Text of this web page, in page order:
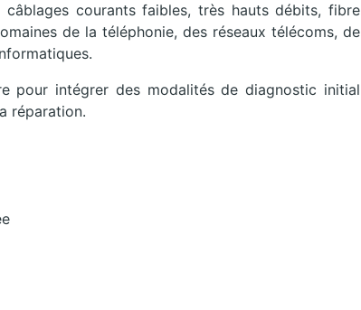
courants faibles, très hauts débits, fibre
de la téléphonie, des réseaux télécoms, de
pour intégrer des modalités de diagnostic initial
réparation.